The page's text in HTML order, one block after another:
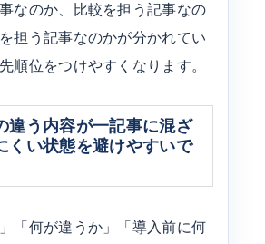
なのか、比較を担う記事なの
担う記事なのかが分かれてい
順位をつけやすくなります。
違う内容が一記事に混ざ
くい状態を避けやすいで
「何が違うか」「導入前に何